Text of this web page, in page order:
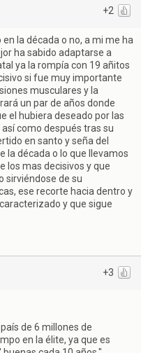
+2
la década o no, a mi me ha
ha sabido adaptarse a
ya la rompía con 19 añitos
si fue muy importante
musculares y la
un par de años donde
el hubiera deseado por las
como después tras su
en santo y seña del
la década o lo que llevamos
los mas decisivos y que
sirviéndose de su
ese recorte hacia dentro y
y que sigue
+3
de 6 millones de
en la élite, ya que es